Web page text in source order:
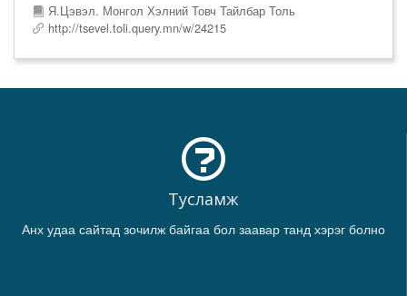
Я.Цэвэл. Монгол Хэлний Товч Тайлбар Толь
http://tsevel.toli.query.mn/w/24215
Тусламж
Анх удаа сайтад зочилж байгаа бол заавар танд хэрэг болно